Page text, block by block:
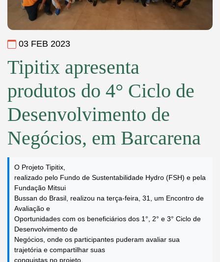
03 FEB 2023
Tipitix apresenta
produtos do 4° Ciclo de
Desenvolvimento de
Negócios, em Barcarena
O Projeto Tipitix,
realizado pelo Fundo de Sustentabilidade Hydro (FSH) e pela
Fundação Mitsui
Bussan do Brasil, realizou na terça-feira, 31, um Encontro de
Avaliação e
Oportunidades com os beneficiários dos 1°, 2° e 3° Ciclo de
Desenvolvimento de
Negócios, onde os participantes puderam avaliar sua
trajetória e compartilhar suas
conquistas no projeto.